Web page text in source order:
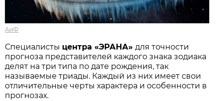
АиФ
Специалисты центра «ЭРАНА»для точности
прогноза представителей каждого знака зодиака
делят на три типа по дате рождения, так
называемые триады. Каждый из них имеет свои
отличительные черты характера и особенности в
прогнозах.